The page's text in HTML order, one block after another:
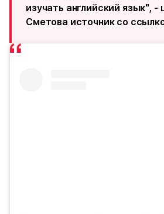
изучать английский язык", -
Сметова источник со